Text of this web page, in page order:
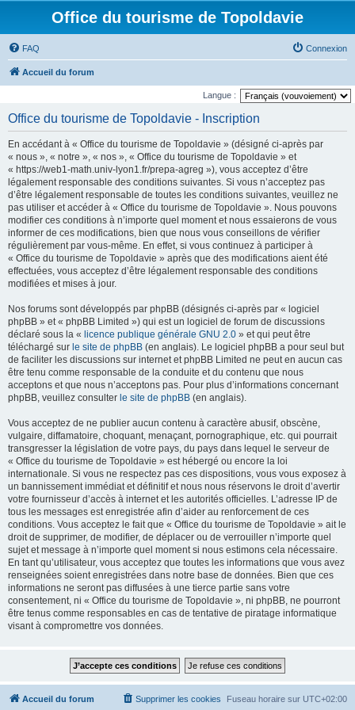
Office du tourisme de Topoldavie
FAQ Connexion
Accueil du forum
Langue :
Office du tourisme de Topoldavie - Inscription
En accédant à « Office du tourisme de Topoldavie » (désigné ci-après par
« nous », « notre », « nos », « Office du tourisme de Topoldavie » et
« https://web1-math.univ-lyon1.fr/prepa-agreg »), vous acceptez d’être
légalement responsable des conditions suivantes. Si vous n’acceptez pas
d’être légalement responsable de toutes les conditions suivantes, veuillez ne
pas utiliser et accéder à « Office du tourisme de Topoldavie ». Nous pouvons
modifier ces conditions à n’importe quel moment et nous essaierons de vous
informer de ces modifications, bien que nous vous conseillons de vérifier
régulièrement par vous-même. En effet, si vous continuez à participer à
« Office du tourisme de Topoldavie » après que des modifications aient été
effectuées, vous acceptez d’être légalement responsable des conditions
modifiées et mises à jour.
Nos forums sont développés par phpBB (désignés ci-après par « logiciel
phpBB » et « phpBB Limited ») qui est un logiciel de forum de discussions
déclaré sous la « licence publique générale GNU 2.0 » et qui peut être
téléchargé sur le site de phpBB (en anglais). Le logiciel phpBB a pour seul but
de faciliter les discussions sur internet et phpBB Limited ne peut en aucun cas
être tenu comme responsable de la conduite et du contenu que nous
acceptons et que nous n’acceptons pas. Pour plus d’informations concernant
phpBB, veuillez consulter le site de phpBB (en anglais).
Vous acceptez de ne publier aucun contenu à caractère abusif, obscène,
vulgaire, diffamatoire, choquant, menaçant, pornographique, etc. qui pourrait
transgresser la législation de votre pays, du pays dans lequel le serveur de
« Office du tourisme de Topoldavie » est hébergé ou encore la loi
internationale. Si vous ne respectez pas ces dispositions, vous vous exposez à
un bannissement immédiat et définitif et nous nous réservons le droit d’avertir
votre fournisseur d’accès à internet et les autorités officielles. L’adresse IP de
tous les messages est enregistrée afin d’aider au renforcement de ces
conditions. Vous acceptez le fait que « Office du tourisme de Topoldavie » ait le
droit de supprimer, de modifier, de déplacer ou de verrouiller n’importe quel
sujet et message à n’importe quel moment si nous estimons cela nécessaire.
En tant qu’utilisateur, vous acceptez que toutes les informations que vous avez
renseignées soient enregistrées dans notre base de données. Bien que ces
informations ne seront pas diffusées à une tierce partie sans votre
consentement, ni « Office du tourisme de Topoldavie », ni phpBB, ne pourront
être tenus comme responsables en cas de tentative de piratage informatique
visant à compromettre vos données.
Accueil du forum Fuseau horaire sur UTC+02:00
Supprimer les cookies